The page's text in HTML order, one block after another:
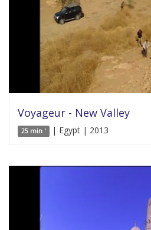
Voyageur - New Valley
25 min ' | Egypt | 2013